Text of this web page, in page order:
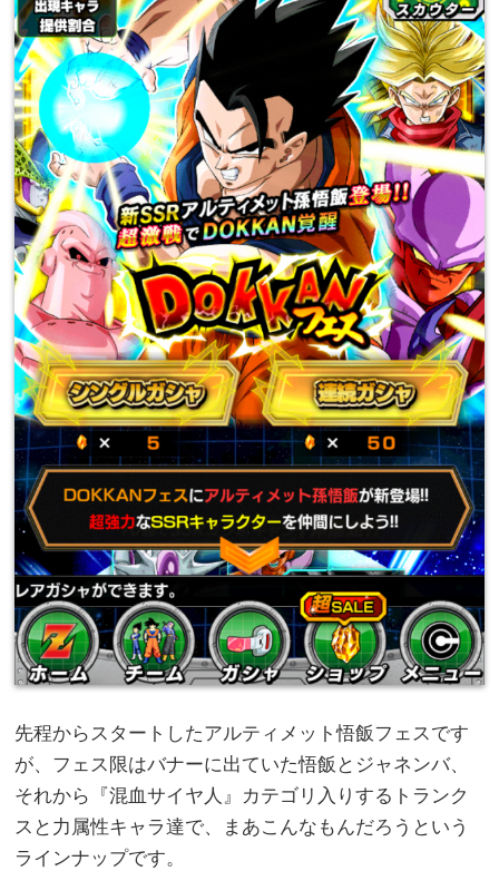
先程からスタートしたアルティメット悟飯フェスです
が、フェス限はバナーに出ていた悟飯とジャネンバ、
それから『混血サイヤ人』カテゴリ入りするトランク
スと力属性キャラ達で、まあこんなもんだろうという
ラインナップです。